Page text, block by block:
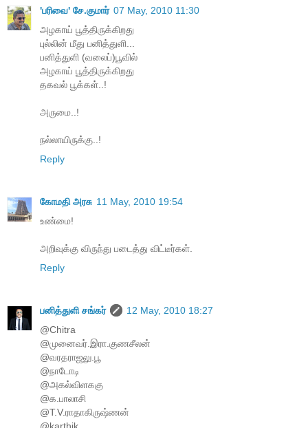
'பரிவை' சே.குமார் 07 May, 2010 11:30
அழகாய் பூத்திருக்கிறது
புல்லின் மீது பனித்துளி...
பனித்துளி (வலைப்)பூவில்
அழகாய் பூத்திருக்கிறது
தகவல் பூக்கள்..!
அருமை..!
நல்லாயிருக்கு..!
Reply
கோமதி அரசு 11 May, 2010 19:54
உண்மை!
அறிவுக்கு விருந்து படைத்து விட்டீர்கள்.
Reply
பனித்துளி சங்கர்
12 May, 2010 18:27
@Chitra
@முனைவர்.இரா.குணசீலன்
@வரதராஜலு.பூ
@நாடோடி
@அகல்விளககு
@க.பாலாசி
@T.V.ராதாகிருஷ்ணன்